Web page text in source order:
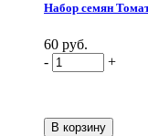
Набор семян
60 руб.
-
+